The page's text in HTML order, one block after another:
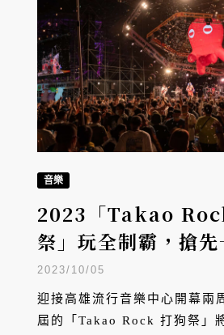
音樂
2023「Takao
祭」玩全制霸，搶
最生猛的音樂宇宙星
2023/10/05
迎接高雄流行音樂中心開幕兩
屆的「Takao Rock 打狗祭」